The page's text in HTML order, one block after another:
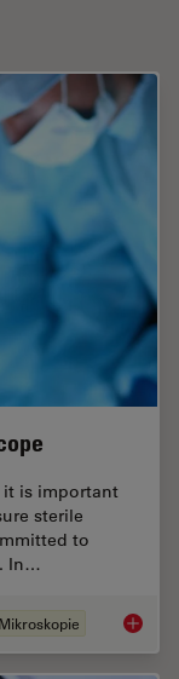
it is important
sterile
to
In…
How to